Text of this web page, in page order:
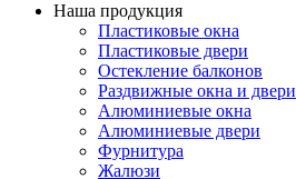
Наша продукция
Пластиковые окна
Пластиковые двери
Остекление балконов
Раздвижные окна и двери
Алюминиевые окна
Алюминиевые двери
Фурнитура
Жалюзи